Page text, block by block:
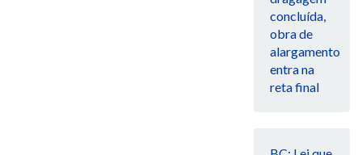
concluída,
obra de
alargamento
entra na
reta final